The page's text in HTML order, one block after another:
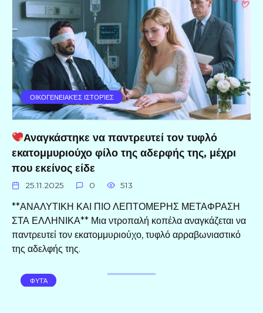
ΟΙΚΟΓΕΝΕΙΑΚΈΣ ΙΣΤΟΡΊΕΣ
Αναγκάστηκε να παντρευτεί τον τυφλό
εκατομμυριούχο φίλο της αδερφής της, μέχρι
που εκείνος είδε
25.11.2025 0 513
**ΑΝΑΛΥΤΙΚΗ ΚΑΙ ΠΙΟ ΛΕΠΤΟΜΕΡΗΣ ΜΕΤΑΦΡΑΣΗ
ΣΤΑ ΕΛΛΗΝΙΚΑ** Μια ντροπαλή κοπέλα αναγκάζεται να
παντρευτεί τον εκατομμυριούχο, τυφλό αρραβωνιαστικό
της αδελφής της.
ΦΥΤΆ